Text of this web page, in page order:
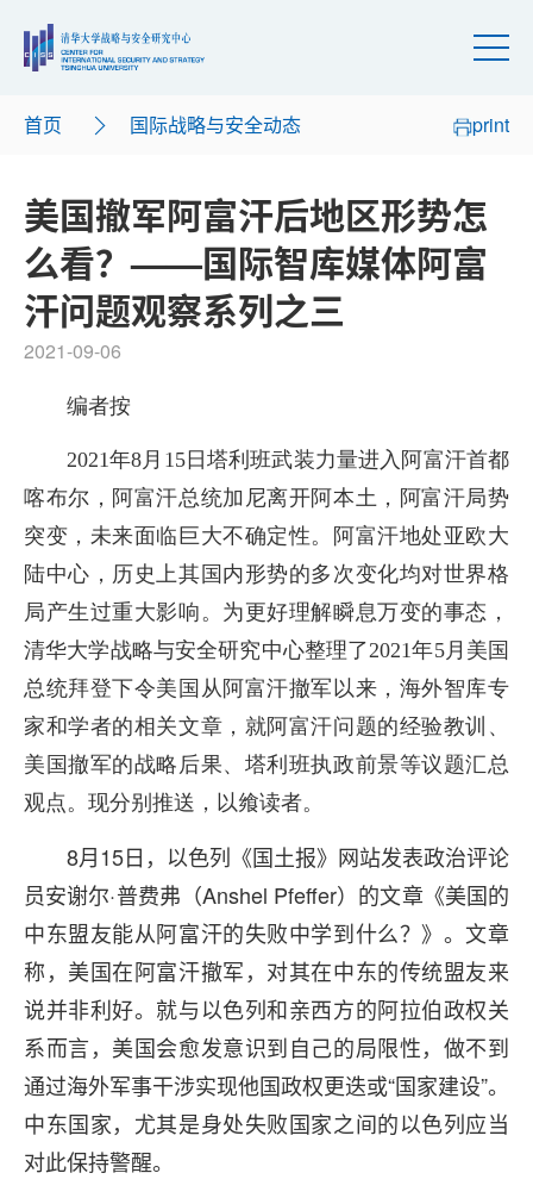
首页 国际战略与安全动态 print
美国撤军阿富汗后地区形势怎
么看？——国际智库媒体阿富
汗问题观察系列之三
2021-09-06
编者按
2021年8月15日塔利班武装力量进入阿富汗首都
喀布尔，阿富汗总统加尼离开阿本土，阿富汗局势
突变，未来面临巨大不确定性。阿富汗地处亚欧大
陆中心，历史上其国内形势的多次变化均对世界格
局产生过重大影响。为更好理解瞬息万变的事态，
清华大学战略与安全研究中心整理了2021年5月美国
总统拜登下令美国从阿富汗撤军以来，海外智库专
家和学者的相关文章，就阿富汗问题的经验教训、
美国撤军的战略后果、塔利班执政前景等议题汇总
观点。现分别推送，以飨读者。
8月15日，以色列《国土报》网站发表政治评论
员安谢尔·普费弗（Anshel Pfeffer）的文章《美国的
中东盟友能从阿富汗的失败中学到什么？》。文章
称，美国在阿富汗撤军，对其在中东的传统盟友来
说并非利好。就与以色列和亲西方的阿拉伯政权关
系而言，美国会愈发意识到自己的局限性，做不到
通过海外军事干涉实现他国政权更迭或“国家建设”。
中东国家，尤其是身处失败国家之间的以色列应当
对此保持警醒。